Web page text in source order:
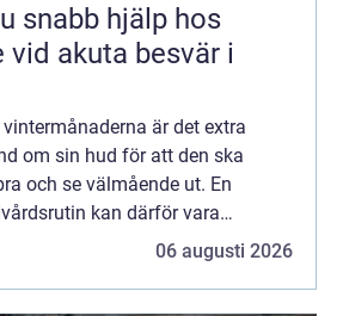
snabb hjälp hos
vid akuta besvär i
är det extra
om sin hud för att den ska
och se välmående ut. En
kan därför vara
jämfört med under
06 augusti 2026